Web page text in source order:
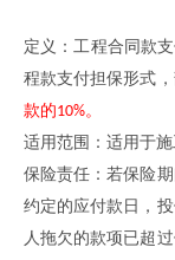
定义 ：工程合同款
程款支付担保形式 ，
款的10%。
适用范围：适用于
保险责任：若保险
约定的应付款日，
人拖欠的款项已超